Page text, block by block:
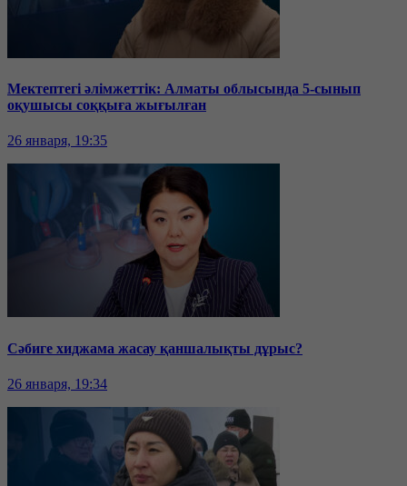
Мектептегі әлімжеттік: Алматы облысында 5-сынып
оқушысы соққыға жығылған
26 января, 19:35
Сәбиге хиджама жасау қаншалықты дұрыс?
26 января, 19:34